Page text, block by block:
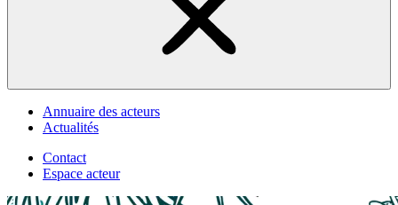
Annuaire des acteurs
Actualités
Contact
Espace acteur